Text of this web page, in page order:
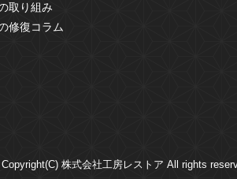
取り組み
修復コラム
Copyright(C) 株式会社工房レストア All rights